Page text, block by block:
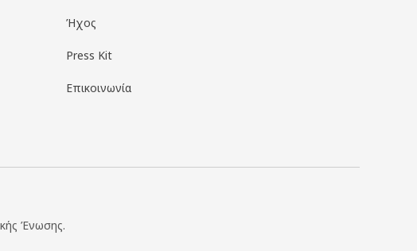
Ήχος
Press Kit
Επικοινωνία
Ένωσης.